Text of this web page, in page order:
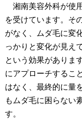
湘南美容外科が使
を受けています。そ
がなく、ムダ毛に変
っかりと変化が見え
という効果がありま
にアプローチするこ
はなく、最終的に量
もムダ毛に困らない
す。